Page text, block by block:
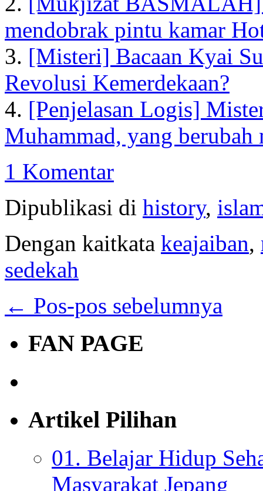
mendobrak pintu kamar
3. [Misteri] Bacaan Kyai
Revolusi Kemerdekaan?
4. [Penjelasan Logis]
Muhammad, yang berubah
1 Komentar
Dipublikasi di history,
Dengan kaitkata keajaiban,
sedekah
← Pos-pos sebelumnya
FAN PAGE
Artikel Pilihan
01. Belajar Hidup
Masyarakat Jepang